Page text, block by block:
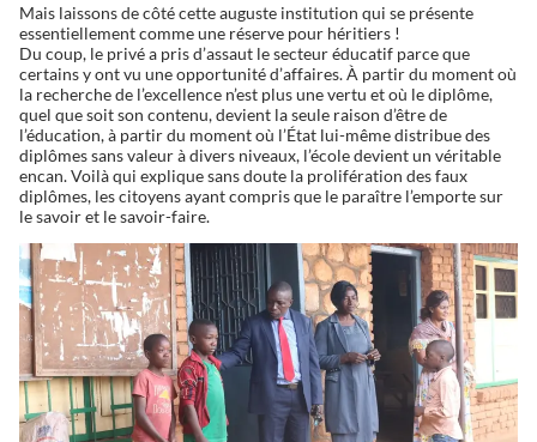
Mais laissons de côté cette auguste institution qui se présente
essentiellement comme une réserve pour héritiers !
Du coup, le privé a pris d’assaut le secteur éducatif parce que
certains y ont vu une opportunité d’affaires. À partir du moment où
la recherche de l’excellence n’est plus une vertu et où le diplôme,
quel que soit son contenu, devient la seule raison d’être de
l’éducation, à partir du moment où l’État lui-même distribue des
diplômes sans valeur à divers niveaux, l’école devient un véritable
encan. Voilà qui explique sans doute la prolifération des faux
diplômes, les citoyens ayant compris que le paraître l’emporte sur
le savoir et le savoir-faire.